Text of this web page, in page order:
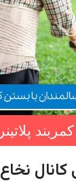
پلاتینر
کانال نخاع